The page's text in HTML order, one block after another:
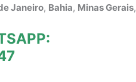
Janeiro, Bahia, Minas Gerais,